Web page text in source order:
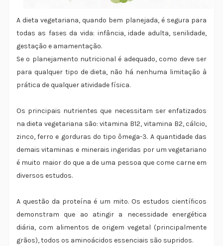
A dieta vegetariana, quando bem planejada, é segura para
todas as fases da vida: infância, idade adulta, senilidade,
gestação e amamentação.
Se o planejamento nutricional é adequado, como deve ser
para qualquer tipo de dieta, não há nenhuma limitação à
prática de qualquer atividade física.
Os principais nutrientes que necessitam ser enfatizados
na dieta vegetariana são: vitamina B12, vitamina B2, cálcio,
zinco, ferro e gorduras do tipo ômega-3. A quantidade das
demais vitaminas e minerais ingeridas por um vegetariano
é muito maior do que a de uma pessoa que come carne em
diversos estudos.
A questão da proteína é um mito. Os estudos científicos
demonstram que ao atingir a necessidade energética
diária, com alimentos de origem vegetal (principalmente
grãos), todos os aminoácidos essenciais são supridos.